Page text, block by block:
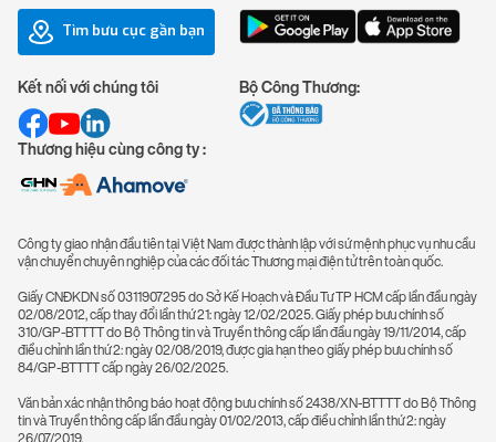
Tìm bưu cục gần bạn
Kết nối với chúng tôi
Thương hiệu cùng công ty :
Bộ Công Thương:
Công ty giao nhận đầu tiên tại Việt Nam được thành lập với sứ mệnh phục vụ nhu cầu
vận chuyển chuyên nghiệp của các đối tác Thương mại điện tử trên toàn quốc.
Giấy CNĐKDN số 0311907295 do Sở Kế Hoạch và Đầu Tư TP HCM cấp lần đầu ngày
02/08/2012, cấp thay đổi lần thứ 21: ngày 12/02/2025. Giấy phép bưu chính số
310/GP-BTTTT do Bộ Thông tin và Truyền thông cấp lần đầu ngày 19/11/2014, cấp
điều chỉnh lần thứ 2: ngày 02/08/2019, được gia hạn theo giấy phép bưu chính số
84/GP-BTTTT cấp ngày 26/02/2025.
Văn bản xác nhận thông báo hoạt động bưu chính số 2438/XN-BTTTT do Bộ Thông
tin và Truyền thông cấp lần đầu ngày 01/02/2013, cấp điều chỉnh lần thứ 2: ngày
26/07/2019.